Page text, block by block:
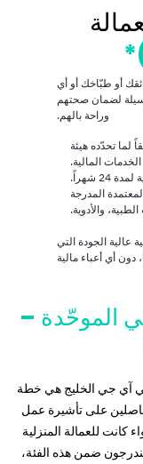
أو طبّاخك أو أي
لضمان صحتهم
وراحة بالهم.
تحدّده هيئة
الخدمات المالية.
24 شهراً.
المدرجة
والأدوية.
الجودة التي
دون أي أعباء مالية
الموحّدة –
آي جي الخليج هي خطة
على تأشيرة عمل
كانت للعمالة المنزلية
ضمن هذه الفئة،